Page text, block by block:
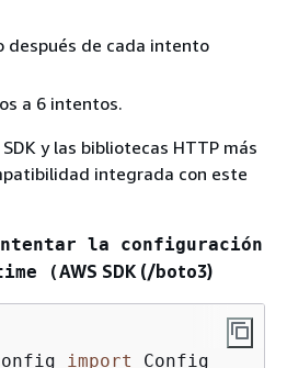
después de cada intento
a 6 intentos.
y las bibliotecas HTTP más
integrada con este
la configuración
(AWS SDK (/boto3)
import Config